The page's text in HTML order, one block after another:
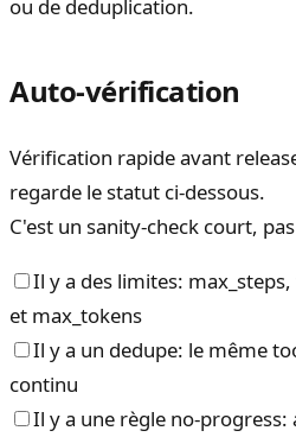
ou de deduplication.
Auto-vérification
Vérification rapide avant
regarde le statut ci-dessous.
C'est un sanity-check court,
Il y a des limites:
et max_tokens
Il y a un dedupe: le même
continu
Il y a une règle no-progress: